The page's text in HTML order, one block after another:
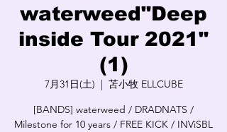
waterweed"Deep
inside Tour 2021"
(1)
7月31日(土)
  |
苫小牧 ELLCUBE
[BANDS] waterweed / DRADNATS /
Milestone for 10 years / FREE KICK / INViSBL